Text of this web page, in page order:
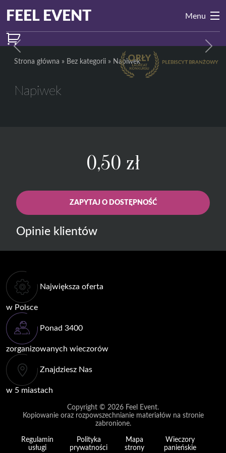
Main
Navigation
FEEL EVENT Menu
Previous Next
Strona główna » Bez kategorii » Napiwek
Napiwek
0,50 zł
ZAPYTAJ O DOSTĘPNOŚĆ
Opinie klientów
Największa oferta
w Polsce
Ponad 3400
zorganizowanych wieczorów
Znajdziesz Nas
w 5 miastach
Copyright © 2026 Feel Event.
Kopiowanie oraz rozpowszechnianie materiałów na stronie
zabronione.
Regulamin
usługi
Polityka
prywatności
Mapa
strony
Wieczory
panieńskie